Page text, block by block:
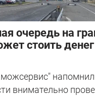
очередь на
стоить денег
внимательно